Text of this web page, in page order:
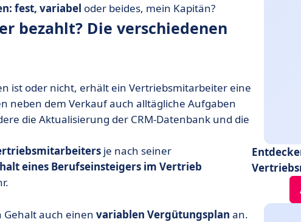
fest, variabel oder beides, mein Kapitän?
bezahlt? Die verschiedenen
ist oder nicht, erhält ein Vertriebsmitarbeiter eine
neben dem Verkauf auch alltägliche Aufgaben
die Aktualisierung der CRM-Datenbank und die
je nach seiner
eines Berufseinsteigers im Vertrieb
auch einen variablen Vergütungsplan an.